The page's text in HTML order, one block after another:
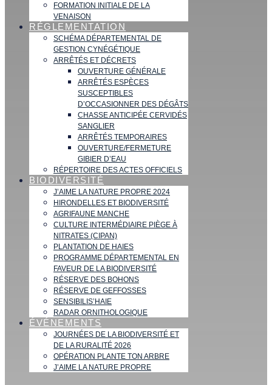
FORMATION INITIALE DE LA
VENAISON
RÉGLEMENTATION
SCHÉMA DÉPARTEMENTAL DE
GESTION CYNÉGÉTIQUE
ARRÊTÉS ET DÉCRETS
OUVERTURE GÉNÉRALE
ARRÊTÉS ESPÈCES
SUSCEPTIBLES
D’OCCASIONNER DES DÉGÂTS
CHASSE ANTICIPÉE CERVIDÉS
SANGLIER
ARRÊTÉS TEMPORAIRES
OUVERTURE/FERMETURE
GIBIER D’EAU
RÉPERTOIRE DES ACTES OFFICIELS
BIODIVERSITÉ
J’AIME LA NATURE PROPRE 2024
HIRONDELLES ET BIODIVERSITÉ
AGRIFAUNE MANCHE
CULTURE INTERMÉDIAIRE PIÈGE À
NITRATES (CIPAN)
PLANTATION DE HAIES
PROGRAMME DÉPARTEMENTAL EN
FAVEUR DE LA BIODIVERSITÉ
RÉSERVE DES BOHONS
RÉSERVE DE GEFFOSSES
SENSIBILIS’HAIE
RADAR ORNITHOLOGIQUE
ÉVÉNEMENTS
JOURNÉES DE LA BIODIVERSITÉ ET
DE LA RURALITÉ 2026
OPÉRATION PLANTE TON ARBRE
J’AIME LA NATURE PROPRE